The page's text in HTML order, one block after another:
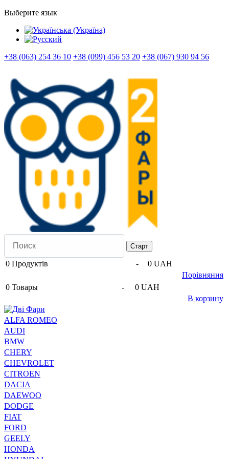
Выберите язык
+38 (063) 254 36 10 +38 (099) 456 53 20 +38 (067) 930 94 56
0 Продуктів -
0 UAH
Порівняння
0 Товары -
0 UAH
В корзину
ALFA ROMEO
AUDI
BMW
CHERY
CHEVROLET
CITROEN
DACIA
DAEWOO
DODGE
FIAT
FORD
GEELY
HONDA